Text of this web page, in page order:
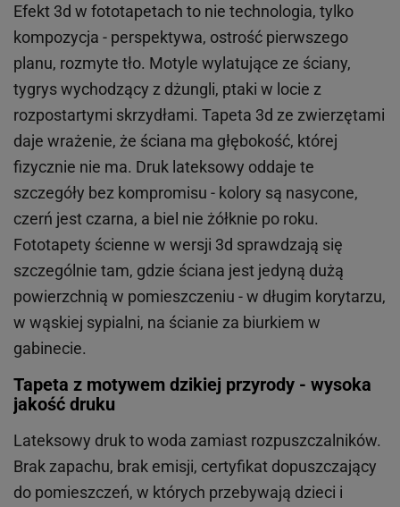
Efekt 3d w fototapetach to nie technologia, tylko
kompozycja - perspektywa, ostrość pierwszego
planu, rozmyte tło. Motyle wylatujące ze ściany,
tygrys wychodzący z dżungli, ptaki w locie z
rozpostartymi skrzydłami. Tapeta 3d ze zwierzętami
daje wrażenie, że ściana ma głębokość, której
fizycznie nie ma. Druk lateksowy oddaje te
szczegóły bez kompromisu - kolory są nasycone,
czerń jest czarna, a biel nie żółknie po roku.
Fototapety ścienne w wersji 3d sprawdzają się
szczególnie tam, gdzie ściana jest jedyną dużą
powierzchnią w pomieszczeniu - w długim korytarzu,
w wąskiej sypialni, na ścianie za biurkiem w
gabinecie.
Tapeta z motywem dzikiej przyrody - wysoka
jakość druku
Lateksowy druk to woda zamiast rozpuszczalników.
Brak zapachu, brak emisji, certyfikat dopuszczający
do pomieszczeń, w których przebywają dzieci i